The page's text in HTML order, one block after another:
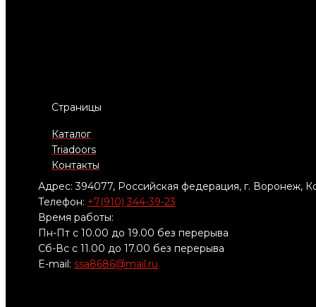
Страницы
Каталог
Triadoors
Контакты
Адрес: 394077, Российская федерация, г. Воронеж,
Телефон: +7(910) 344-39-23
Время работы:
Пн-Пт с 10.00 до 19.00 без перерыва
Сб-Вс с 11.00 до 17.00 без перерыва
E-mail: ssa8686@mail.ru